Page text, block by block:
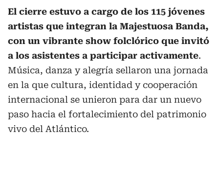
El cierre estuvo a cargo de los 115 jóvenes
artistas que integran la Majestuosa Banda,
con un vibrante show folclórico que invitó
a los asistentes a participar activamente.
Música, danza y alegría sellaron una jornada
en la que cultura, identidad y cooperación
internacional se unieron para dar un nuevo
paso hacia el fortalecimiento del patrimonio
vivo del Atlántico.